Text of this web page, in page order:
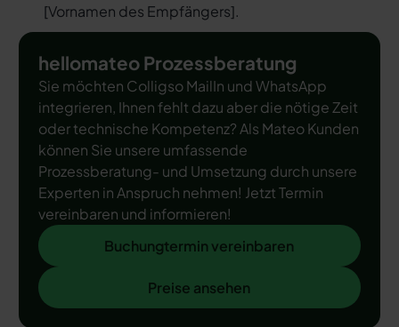
[Vornamen des Empfängers].
hellomateo Prozessberatung
Sie möchten Colligso MailIn und WhatsApp
integrieren, Ihnen fehlt dazu aber die nötige Zeit
oder technische Kompetenz? Als Mateo Kunden
können Sie unsere umfassende
Prozessberatung- und Umsetzung durch unsere
Experten in Anspruch nehmen! Jetzt Termin
vereinbaren und informieren!
Buchungtermin vereinbaren
Buchungtermin vereinbaren
Preise ansehen
Preise ansehen